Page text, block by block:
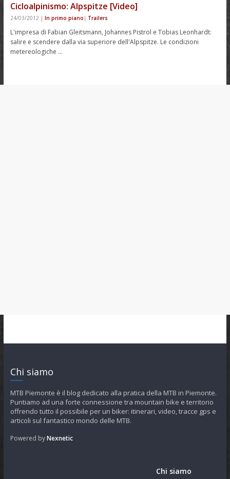
Cicloalpinismo: Alpspitze [Video]
24/03/2012 | In primo piano | Trailers
L'impresa di Fabian Gleitsmann, Johannes Pistrol e Tobias Leonhardt:
salire e scendere dalla via superiore dell'Alpspitze. Le condizioni
metereologiche …
Chi siamo
MTB Piemonte è il blog dedicato alla pratica della MTB in Piemonte.
Puntiamo ad una forte connessione tra mountain bike e territorio
offrendo tutto il possibile per un biker: itinerari, video, tracce gps e
articoli sul fantastico mondo delle MTB.
Powered byNexnetic
Chi siamo